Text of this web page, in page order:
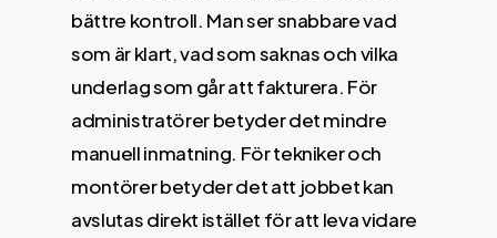
bättre kontroll. Man ser snabbare vad
som är klart, vad som saknas och vilka
underlag som går att fakturera. För
administratörer betyder det mindre
manuell inmatning. För tekniker och
montörer betyder det att jobbet kan
avslutas direkt istället för att leva vidare